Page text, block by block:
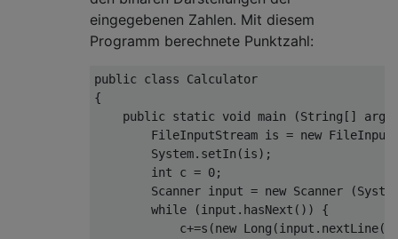
eingegebenen Zahlen. Mit diesem
Programm berechnete Punktzahl:
public class Calculator
{
public static void main (String[]
FileInputStream is = new
        System.setIn(is);
        int c = 0;
Scanner input = new Scanner
        while (input.hasNext()) {
c+=s(new